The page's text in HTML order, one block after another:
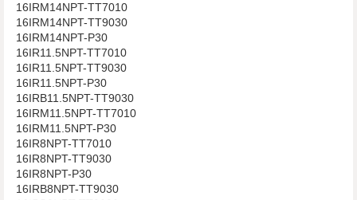
16IRM14NPT-TT7010
16IRM14NPT-TT9030
16IRM14NPT-P30
16IR11.5NPT-TT7010
16IR11.5NPT-TT9030
16IR11.5NPT-P30
16IRB11.5NPT-TT9030
16IRM11.5NPT-TT7010
16IRM11.5NPT-P30
16IR8NPT-TT7010
16IR8NPT-TT9030
16IR8NPT-P30
16IRB8NPT-TT9030